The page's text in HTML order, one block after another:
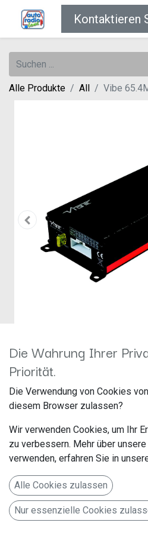
Kontaktieren
Alle Produkte All Vibe
Vibe 65.4M 4-
Hersteller: Vibe
Tech House, Reddicap Trading
Sutton Coldfield, Birmingham,
Vereinigtes Königreich
POWERBOX65.4M-V7
189,00€ Alle Preise inkl. MwSt.
Die Wahrung Ihrer
Priorität.
Die Verwendung von Cookies
diesem Browser zulassen?
Wir verwenden Cookies, um Ihr
zu verbessern. Mehr über
verwenden, erfahren Sie in
Alle Cookies zulassen
Nur essenzielle Cookies